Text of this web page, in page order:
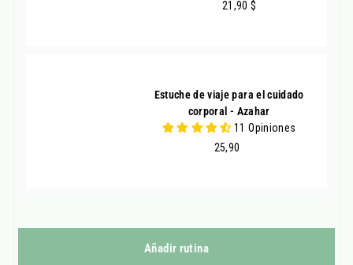
21,90 $
Estuche de viaje para el cuidado
corporal - Azahar
11 Opiniones
25,90
Añadir rutina